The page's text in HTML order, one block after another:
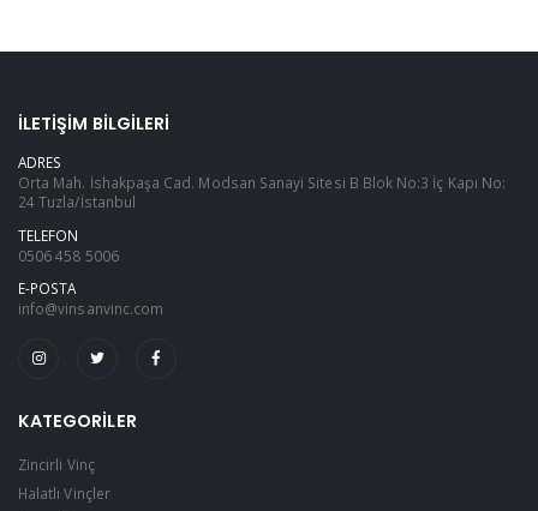
İLETIŞIM BILGILERI
ADRES
Orta Mah. İshakpaşa Cad. Modsan Sanayi Sitesi B Blok No:3 İç Kapı No:
24 Tuzla/İstanbul
TELEFON
0506 458 5006
E-POSTA
info@vinsanvinc.com
KATEGORILER
Zincirli Vinç
Halatlı Vinçler